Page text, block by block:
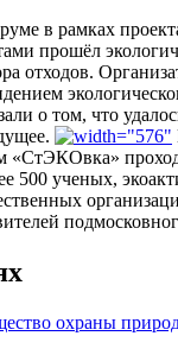
в рамках
прошёл
отходов.
о том, что
«СтЭКОвка»
500 ученых,